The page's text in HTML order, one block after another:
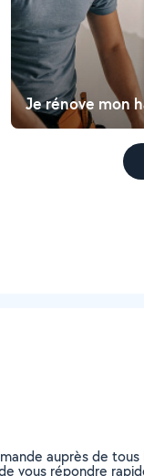
Je rénove mon
auprès de
vous répondre